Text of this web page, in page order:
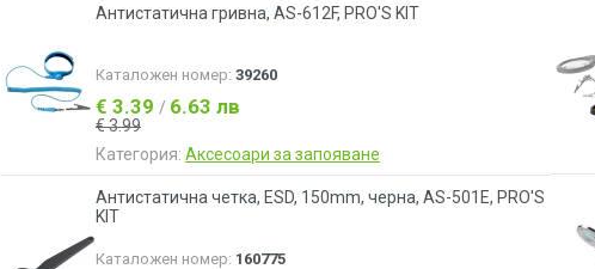
Антистатична гривна, AS-612F, PRO'S KIT
Каталожен номер: 39260
€ 3.39 / 6.63 лв
€ 3.99
Категория: Аксесоари за запояване
Антистатична четка, ESD, 150mm, черна, AS-501E, PRO'S
KIT
Каталожен номер: 160775